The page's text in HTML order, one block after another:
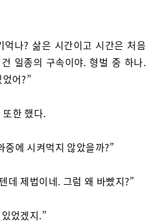
나? 삶은 시간이고 시간은 처음
일종의 구속이야. 형벌 중 하나.
어?”
한 했다.
중에 시켜먹지 않았을까?”
데 제법이네. 그럼 왜 바빴지?”
었겠지.”